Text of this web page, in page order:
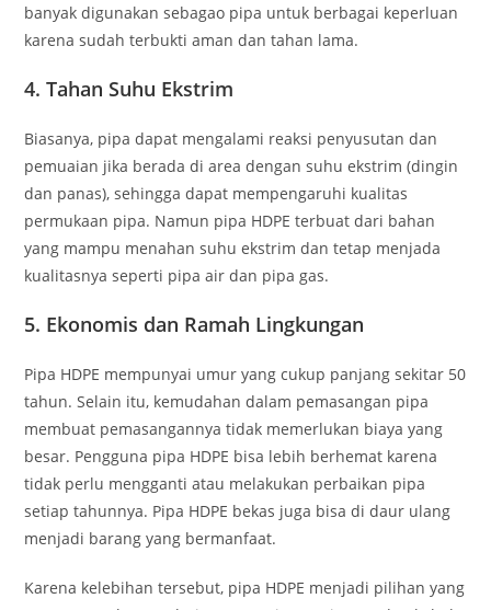
banyak digunakan sebagao pipa untuk berbagai keperluan
karena sudah terbukti aman dan tahan lama.
4.Tahan Suhu Ekstrim
Biasanya, pipa dapat mengalami reaksi penyusutan dan
pemuaian jika berada di area dengan suhu ekstrim (dingin
dan panas), sehingga dapat mempengaruhi kualitas
permukaan pipa. Namun pipa HDPE terbuat dari bahan
yang mampu menahan suhu ekstrim dan tetap menjada
kualitasnya seperti pipa air dan pipa gas.
5. Ekonomis dan Ramah Lingkungan
Pipa HDPE mempunyai umur yang cukup panjang sekitar 50
tahun. Selain itu, kemudahan dalam pemasangan pipa
membuat pemasangannya tidak memerlukan biaya yang
besar. Pengguna pipa HDPE bisa lebih berhemat karena
tidak perlu mengganti atau melakukan perbaikan pipa
setiap tahunnya. Pipa HDPE bekas juga bisa di daur ulang
menjadi barang yang bermanfaat.
Karena kelebihan tersebut, pipa HDPE menjadi pilihan yang